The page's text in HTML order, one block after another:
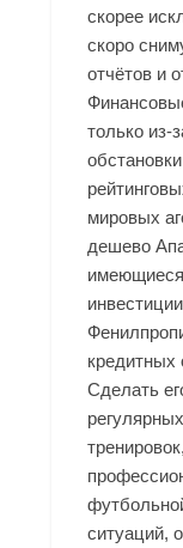
скорее
скоро
отчётов и
только из-
мировых
дешево
кредитных
Сделать
ситуаций,